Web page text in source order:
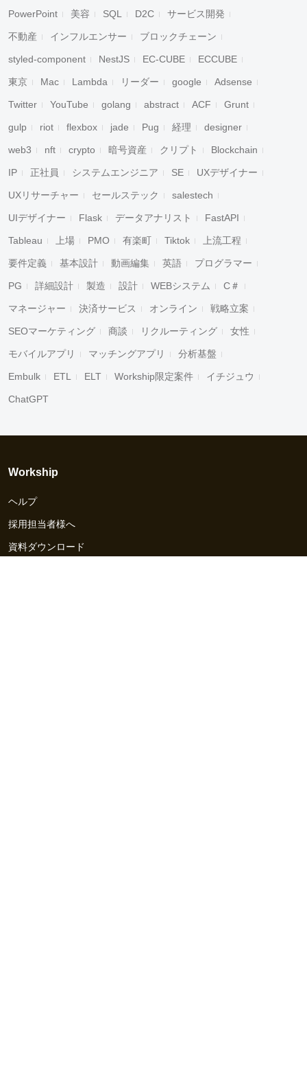
PowerPoint 美容 SQL D2C サービス開発
不動産 インフルエンサー ブロックチェーン
styled-component NestJS EC-CUBE ECCUBE
東京 Mac Lambda リーダー google Adsense
Twitter YouTube golang abstract ACF Grunt
gulp riot flexbox jade Pug 経理 designer
web3 nft crypto 暗号資産 クリプト Blockchain
IP 正社員 システムエンジニア SE UXデザイナー
UXリサーチャー セールステック salestech
UIデザイナー Flask データアナリスト FastAPI
Tableau 上場 PMO 有楽町 Tiktok 上流工程
要件定義 基本設計 動画編集 英語 プログラマー
PG 詳細設計 製造 設計 WEBシステム C＃
マネージャー 決済サービス オンライン 戦略立案
SEOマーケティング 商談 リクルーティング 女性
モバイルアプリ マッチングアプリ 分析基盤
Embulk ETL ELT Workship限定案件 イチジュウ
ChatGPT
Workship
ヘルプ
採用担当者様へ
資料ダウンロード